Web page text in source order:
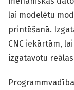
lai modelētu
printēšanā.
CNC iekārtām,
izgatavotu